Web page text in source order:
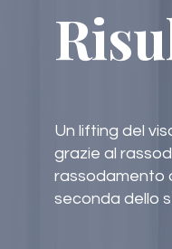
Un lifting del
grazie al
rassodamento
seconda dello